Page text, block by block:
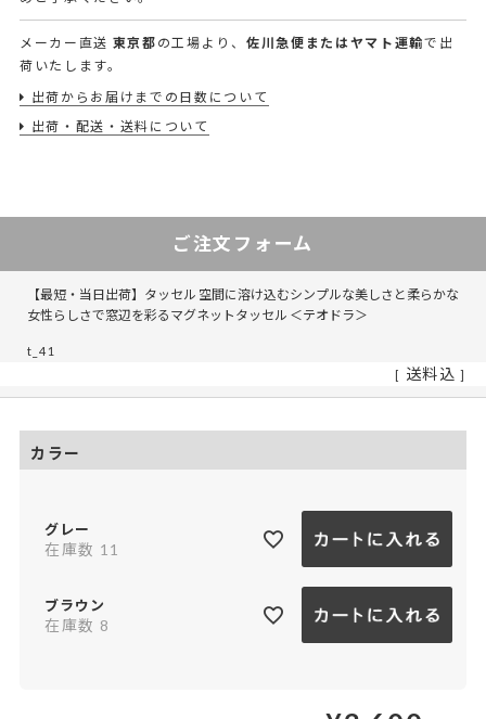
メーカー直送 東京都 の工場より、 佐川急便またはヤマト運輸で出
荷いたします。
出荷からお届けまでの日数について
出荷・配送・送料について
ご注文フォーム
【最短・当日出荷】タッセル 空間に溶け込むシンプルな美しさと柔らかな
女性らしさで窓辺を彩るマグネットタッセル ＜テオドラ＞
t_41
送料込
カラー
グレー
在庫数 11
ブラウン
在庫数 8